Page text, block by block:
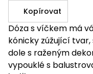
Kopírovat
Dóza s víčkem má
kónicky zúžující
dole s raženým
vypouklé s